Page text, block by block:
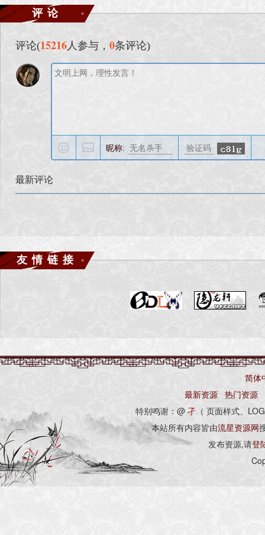
评论
评论(15216 人参与， 0条评论)
昵称:
最新评论
友情链接
简体
最新资源 热门资源
特别鸣谢：@ 孑 （ 页面样式、
本站所有内容皆由流星资源网
发布资源,请登